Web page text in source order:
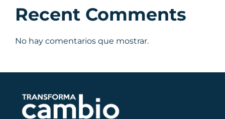
Recent Comments
No hay comentarios que mostrar.